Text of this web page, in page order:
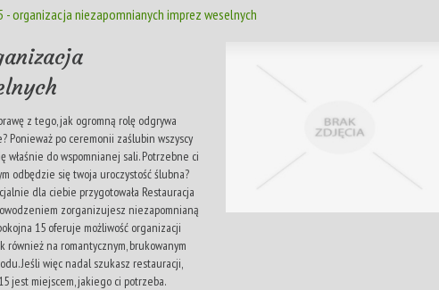
- organizacja niezapomnianych imprez weselnych
z tego, jak ogromną rolę odgrywa
Ponieważ po ceremonii zaślubin wszyscy
właśnie do wspomnianej sali. Potrzebne ci
odbędzie się twoja uroczystość ślubna?
dla ciebie przygotowała Restauracja
zorganizujesz niezapomnianą
15 oferuje możliwość organizacji
na romantycznym, brukowanym
Jeśli więc nadal szukasz restauracji,
jest miejscem, jakiego ci potrzeba.